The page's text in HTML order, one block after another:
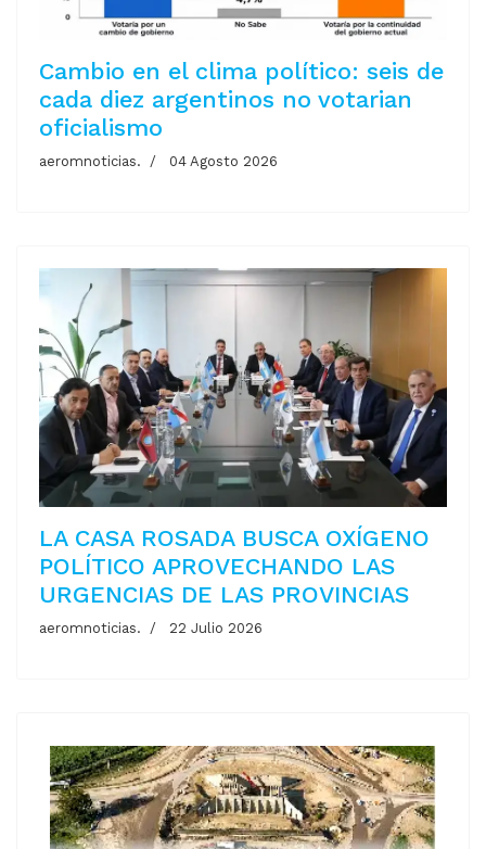
Cambio en el clima político: seis de
cada diez argentinos no votarian
oficialismo
aeromnoticias. 04 Agosto 2026
LA CASA ROSADA BUSCA OXÍGENO
POLÍTICO APROVECHANDO LAS
URGENCIAS DE LAS PROVINCIAS
aeromnoticias. 22 Julio 2026